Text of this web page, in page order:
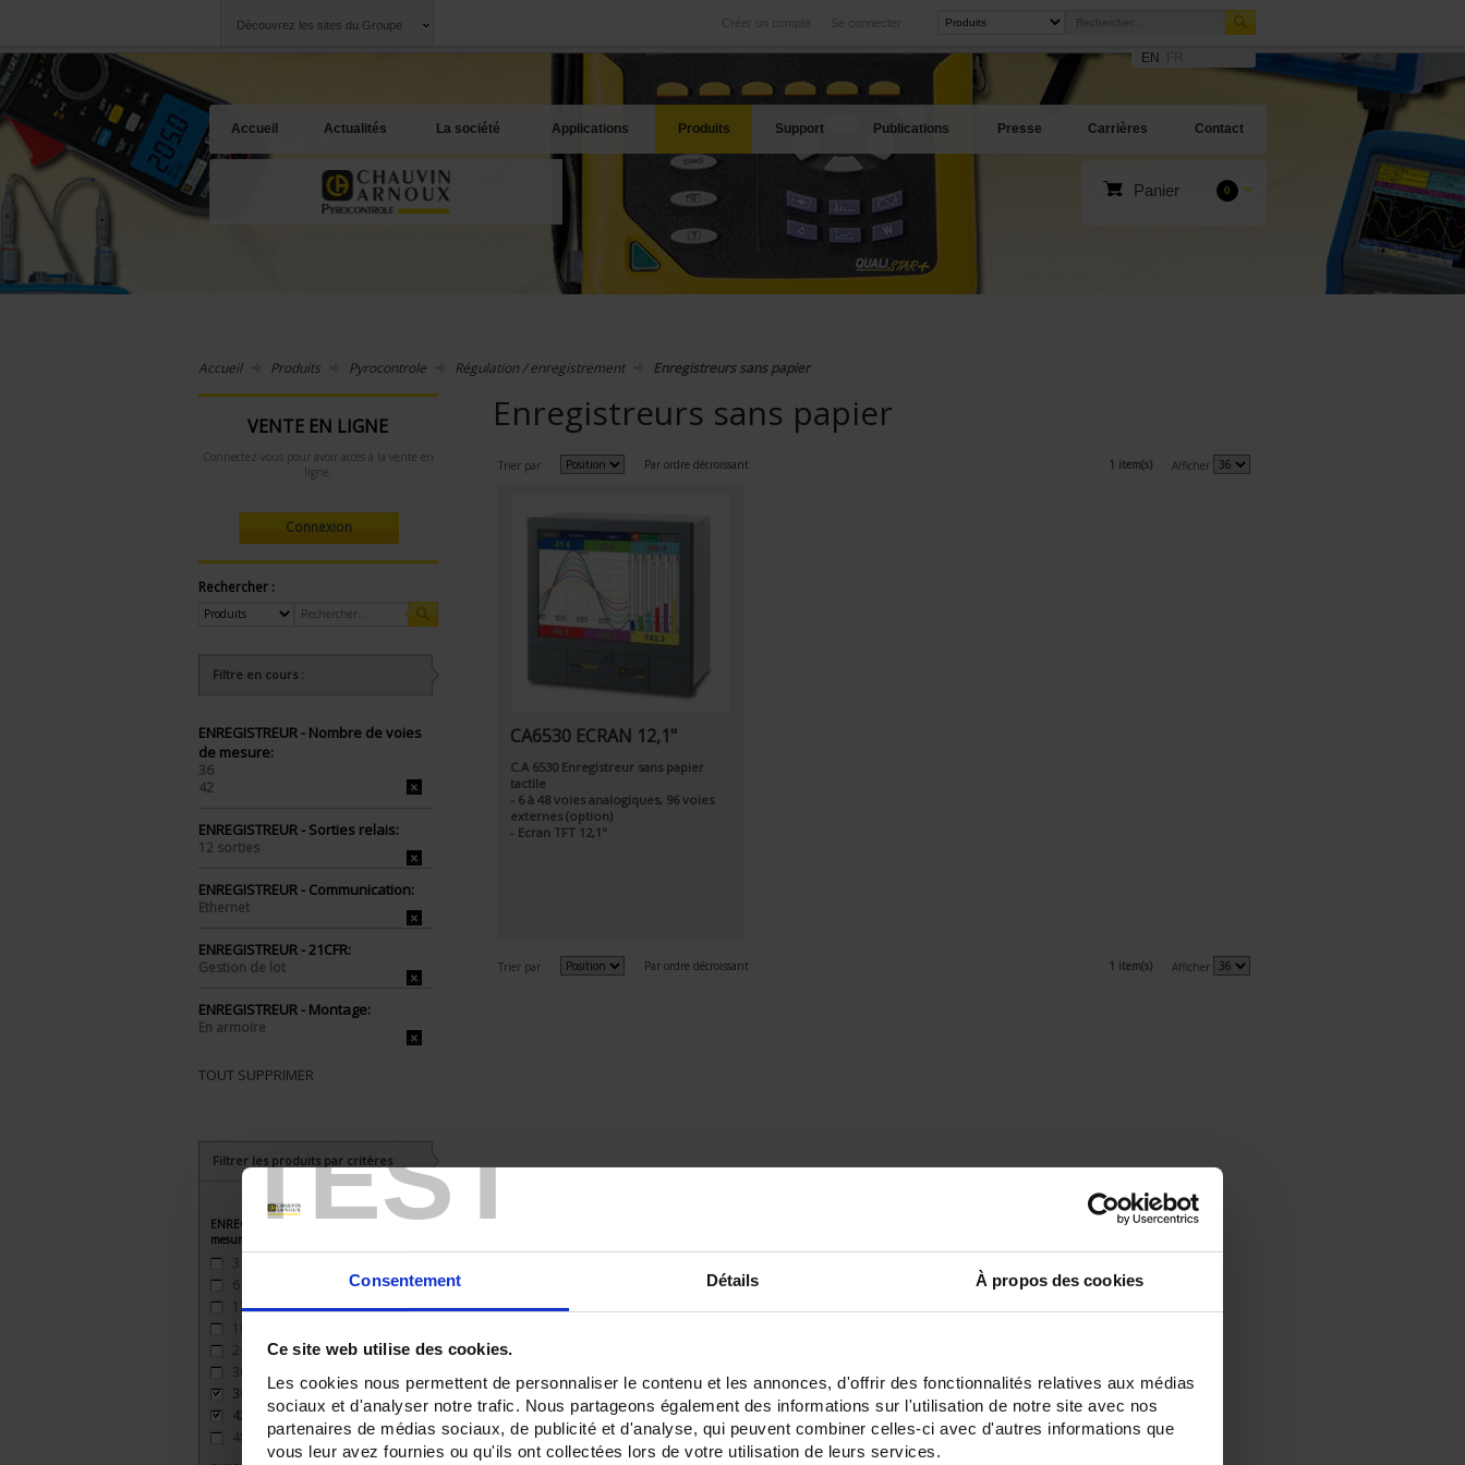
TEST
Consentement Détails À propos des cookies
Ce site web utilise des cookies.
Les cookies nous permettent de personnaliser le contenu et les annonces, d'offrir des fonctionnalités relatives aux médias
sociaux et d'analyser notre trafic. Nous partageons également des informations sur l'utilisation de notre site avec nos
partenaires de médias sociaux, de publicité et d'analyse, qui peuvent combiner celles-ci avec d'autres informations que
vous leur avez fournies ou qu'ils ont collectées lors de votre utilisation de leurs services.
Découvrez les sites du Groupe Se connecter
Créer un compte
International
Nos filiales à l'étranger
Nos meilleures offres
EN
Accueil Actualités La société Applications Produits Support Publications Presse Carrières Contact
Panier 0
Accueil Produits Pyrocontrole Régulation / enregistrement Enregistreurs sans papier
VENTE EN LIGNE
Connectez-vous pour avoir accès à la vente en
ligne.
Connexion
Rechercher :
Filtre en cours :
ENREGISTREUR - Nombre de voies
de mesure:
36
42
ENREGISTREUR - Sorties relais:
12 sorties
ENREGISTREUR - Communication:
Ethernet
ENREGISTREUR - 21CFR:
Gestion de lot
ENREGISTREUR - Montage:
En armoire
TOUT SUPPRIMER
Filtrer les produits par critères
ENREGISTREUR - Nombre de voies de
mesure
3
6
12(2)
18
24
30
36
42
48
Enregistreurs sans papier
Trier par Par ordre décroissant 1 item(s) Afficher
CA6530 ECRAN 12,1"
C.A 6530 Enregistreur sans papier
tactile
- 6 à 48 voies analogiques, 96 voies
externes (option)
- Ecran TFT 12,1"
Trier par Par ordre décroissant 1 item(s) Afficher